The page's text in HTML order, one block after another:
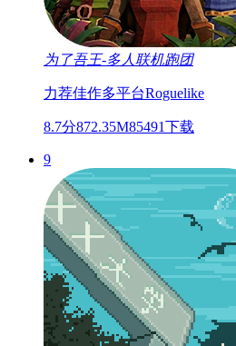
为了吾王-多人联机跑团
力荐佳作多平台Roguelike
8.7分872.35M85491下载
9